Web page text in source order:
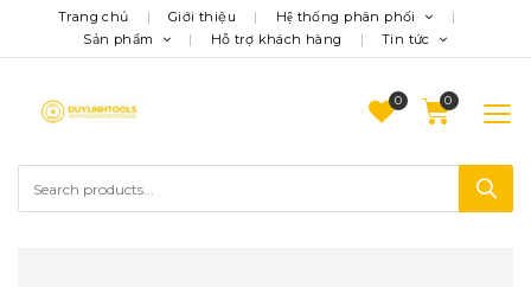
Trang chủ Giới thiệu
Hệ thống phân phối
Sản phẩm
Hỗ trợ khách hàng Tin tức
0